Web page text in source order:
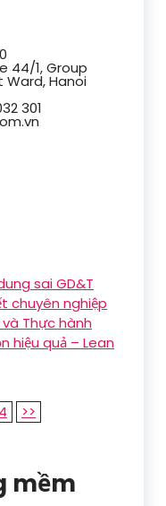
44/1, Group
Ward, Hanoi
301
sai GD&T
chuyên nghiệp
và Thực hành
hiệu quả – Lean
>>
mềm